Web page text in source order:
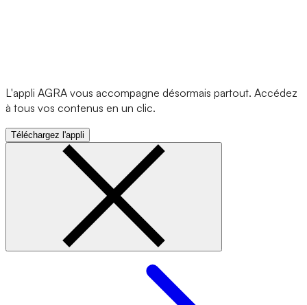
L'appli AGRA vous accompagne désormais partout. Accédez
à tous vos contenus en un clic.
Téléchargez l'appli